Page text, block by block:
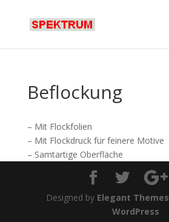
Beflockung
– Mit Flockfolien
– Mit Flockdruck für feinere Motive
– Samtartige Oberfläche
Designed by Elegant Themes
WordPress